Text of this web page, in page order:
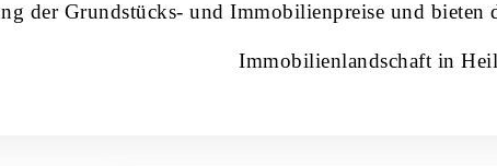
der Grundstücks- und Immobilienpreise und bieten
Immobilienlandschaft in